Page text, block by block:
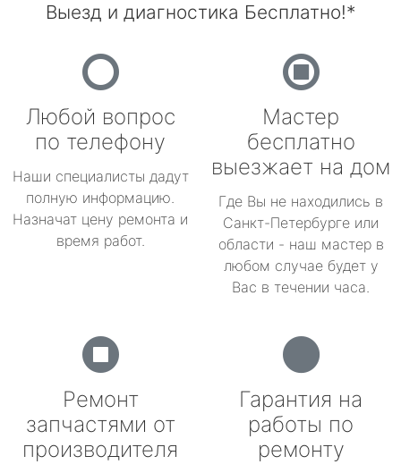
Выезд и диагностика Бесплатно!*
Любой вопрос
по телефону
Наши специалисты дадут
полную информацию.
Назначат цену ремонта и
время работ.
Мастер
бесплатно
выезжает на дом
Где Вы не находились в
Санкт-Петербурге или
области - наш мастер в
любом случае будет у
Вас в течении часа.
Ремонт
запчастями от
производителя
Гарантия на
работы по
ремонту